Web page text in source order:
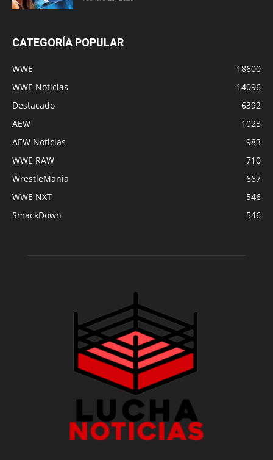
CATEGORÍA POPULAR
WWE
18600
WWE Noticias
14096
Destacado
6392
AEW
1023
AEW Noticias
983
WWE RAW
710
WrestleMania
667
WWE NXT
546
SmackDown
546